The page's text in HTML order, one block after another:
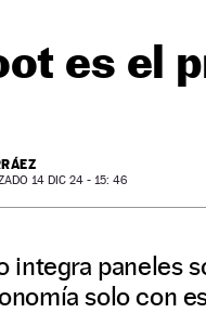
es el
14 DIC 24 - 15: 46
integra paneles
solo con